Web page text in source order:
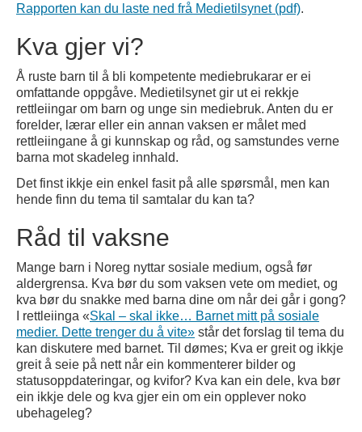
Rapporten kan du laste ned frå Medietilsynet (pdf).
Kva gjer vi?
Å ruste barn til å bli kompetente mediebrukarar er ei
omfattande oppgåve. Medietilsynet gir ut ei rekkje
rettleiingar om barn og unge sin mediebruk. Anten du er
forelder, lærar eller ein annan vaksen er målet med
rettleiingane å gi kunnskap og råd, og samstundes verne
barna mot skadeleg innhald.
Det finst ikkje ein enkel fasit på alle spørsmål, men kan
hende finn du tema til samtalar du kan ta?
Råd til vaksne
Mange barn i Noreg nyttar sosiale medium, også før
aldergrensa. Kva bør du som vaksen vete om mediet, og
kva bør du snakke med barna dine om når dei går i gong?
I rettleiinga «Skal – skal ikke… Barnet mitt på sosiale
medier. Dette trenger du å vite» står det forslag til tema du
kan diskutere med barnet. Til dømes; Kva er greit og ikkje
greit å seie på nett når ein kommenterer bilder og
statusoppdateringar, og kvifor? Kva kan ein dele, kva bør
ein ikkje dele og kva gjer ein om ein opplever noko
ubehageleg?